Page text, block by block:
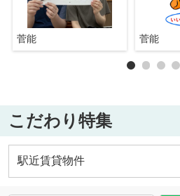
菅能 菅能
こだわり特集
駅近賃貸物件